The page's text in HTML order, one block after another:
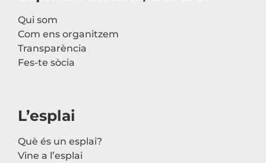
Qui som
Com ens organitzem
Transparència
Fes-te sòcia
L’esplai
Què és un esplai?
Vine a l’esplai